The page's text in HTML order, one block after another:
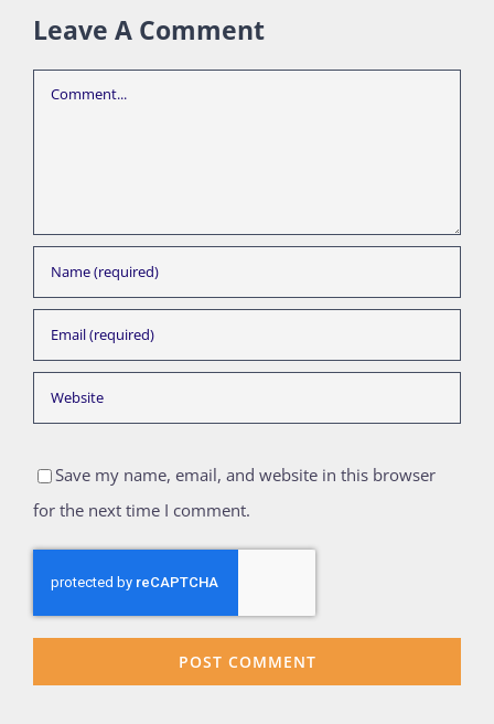
Leave A Comment
Comment
Save my name, email, and website in this browser
for the next time I comment.